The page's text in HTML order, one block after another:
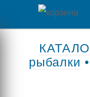
рыбалки •